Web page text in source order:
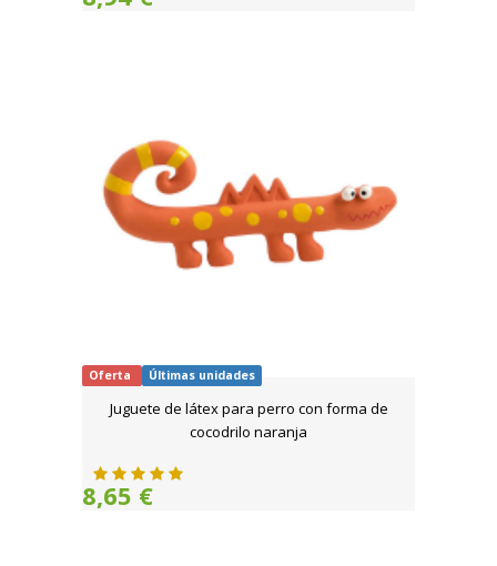
Oferta Últimas unidades
Juguete de látex para perro con forma de
cocodrilo naranja
8,65 €